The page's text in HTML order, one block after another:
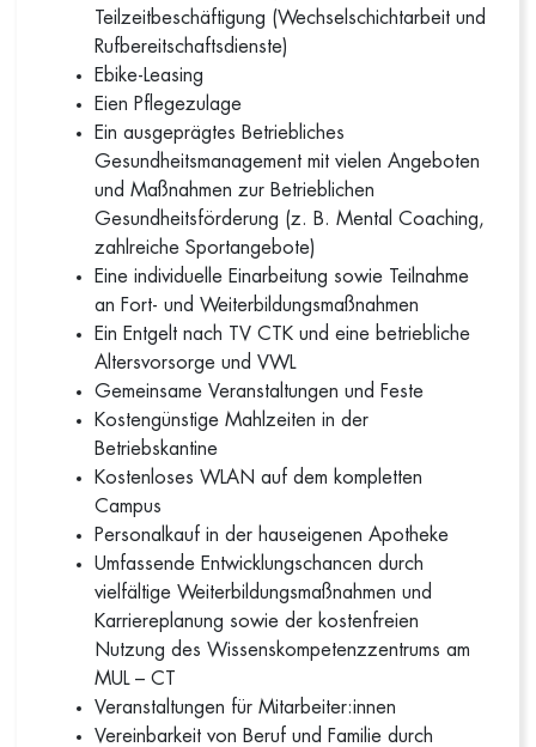
Teilzeitbeschäftigung (Wechselschichtarbeit und
Rufbereitschaftsdienste)
Ebike-Leasing
Eien Pflegezulage
Ein ausgeprägtes Betriebliches
Gesundheitsmanagement mit vielen Angeboten
und Maßnahmen zur Betrieblichen
Gesundheitsförderung (z. B. Mental Coaching,
zahlreiche Sportangebote)
Eine individuelle Einarbeitung sowie Teilnahme
an Fort- und Weiterbildungsmaßnahmen
Ein Entgelt nach TV CTK und eine betriebliche
Altersvorsorge und VWL
Gemeinsame Veranstaltungen und Feste
Kostengünstige Mahlzeiten in der
Betriebskantine
Kostenloses WLAN auf dem kompletten
Campus
Personalkauf in der hauseigenen Apotheke
Umfassende Entwicklungschancen durch
vielfältige Weiterbildungsmaßnahmen und
Karriereplanung sowie der kostenfreien
Nutzung des Wissenskompetenzzentrums am
MUL – CT
Veranstaltungen für Mitarbeiter:innen
Vereinbarkeit von Beruf und Familie durch